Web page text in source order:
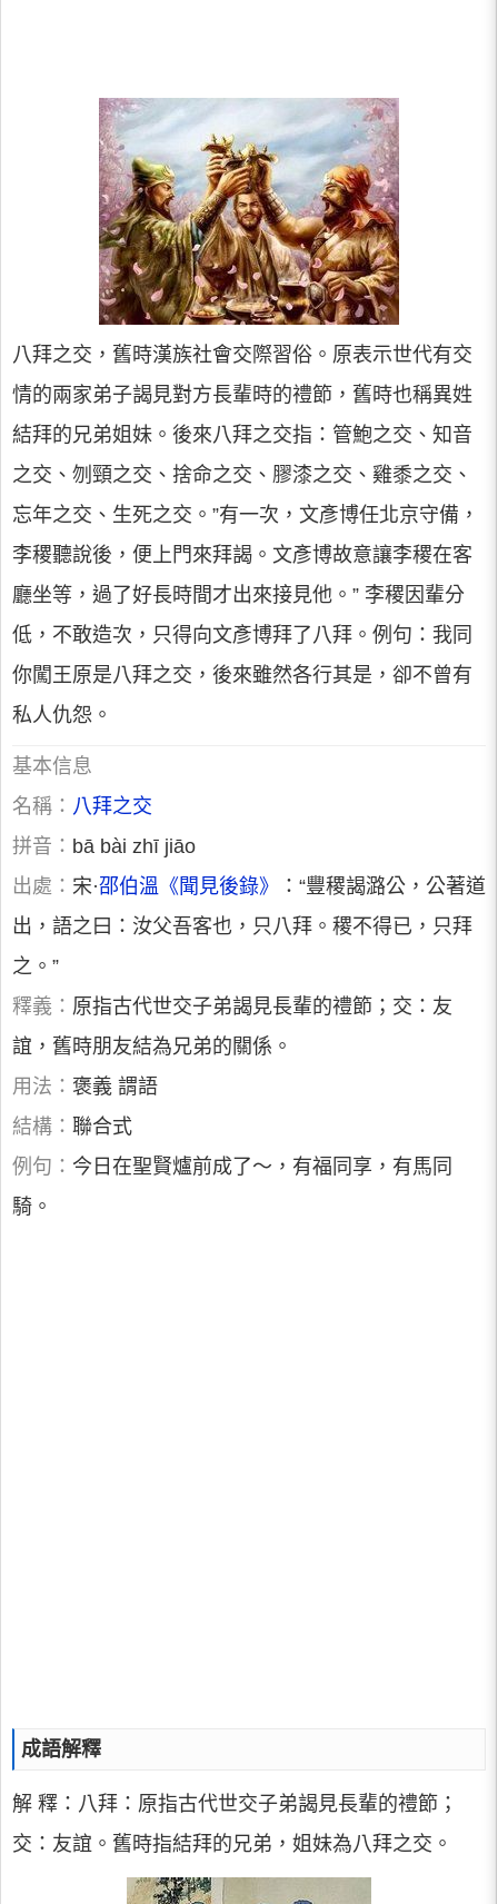
八拜之交，舊時漢族社會交際習俗。原表示世代有交
情的兩家弟子謁見對方長輩時的禮節，舊時也稱異姓
結拜的兄弟姐妹。後來八拜之交指：管鮑之交、知音
之交、刎頸之交、捨命之交、膠漆之交、雞黍之交、
忘年之交、生死之交。”有一次，文彥博任北京守備，
李稷聽說後，便上門來拜謁。文彥博故意讓李稷在客
廳坐等，過了好長時間才出來接見他。” 李稷因輩分
低，不敢造次，只得向文彥博拜了八拜。例句：我同
你闖王原是八拜之交，後來雖然各行其是，卻不曾有
私人仇怨。
基本信息
名稱： 八拜之交
拼音： bā bài zhī jiāo
出處： 宋·邵伯溫 《聞見後錄》
：“豐稷謁潞公，公著道
出，語之曰：汝父吾客也，只八拜。稷不得已，只拜
之。”
釋義： 原指古代世交子弟謁見長輩的禮節；交：友
誼，舊時朋友結為兄弟的關係。
用法： 褒義 謂語
結構： 聯合式
例句： 今日在聖賢爐前成了～，有福同享，有馬同
騎。
成語解釋
解 釋：八拜：原指古代世交子弟謁見長輩的禮節；
交：友誼。舊時指結拜的兄弟，姐妹為八拜之交。